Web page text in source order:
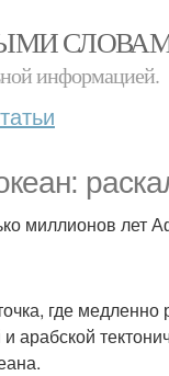
информацией.
миллионов лет
где медленно
арабской